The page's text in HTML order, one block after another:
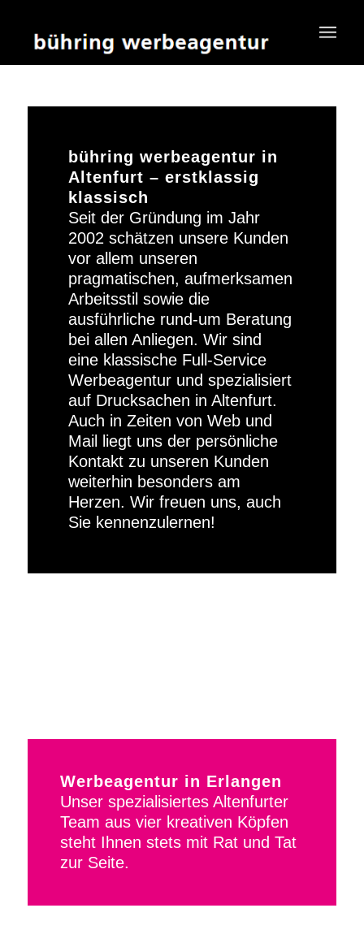
bühring werbeagentur in
Altenfurt – erstklassig
klassisch
Seit der Gründung im Jahr
2002 schätzen unsere Kunden
vor allem unseren
pragmatischen, aufmerksamen
Arbeitsstil sowie die
ausführliche rund-um Beratung
bei allen Anliegen. Wir sind
eine klassische Full-Service
Werbeagentur und spezialisiert
auf Drucksachen in Altenfurt.
Auch in Zeiten von Web und
Mail liegt uns der persönliche
Kontakt zu unseren Kunden
weiterhin besonders am
Herzen. Wir freuen uns, auch
Sie kennenzulernen!
Werbeagentur in Erlangen
Unser spezialisiertes Altenfurter
Team aus vier kreativen Köpfen
steht Ihnen stets mit Rat und Tat
zur Seite.